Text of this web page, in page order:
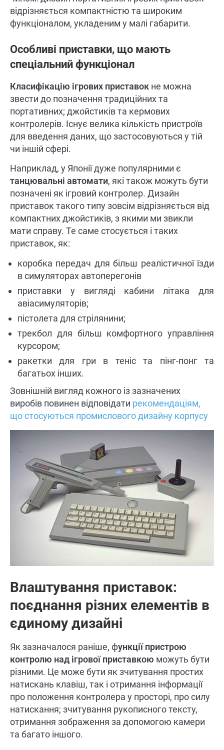
відрізняється компактністю та широким
функціоналом, укладеним у малі габарити.
Особливі приставки, що мають
спеціальний функціонал
Класифікацію ігрових приставок не можна
звести до позначення традиційних та
портативних; джойстиків та кермових
контролерів. Існує велика кількість пристроїв
для введення даних, що застосовуються у тій
чи іншій сфері.
Наприклад, у Японії дуже популярними є
танцювальні автомати, які також можуть бути
позначені як ігровий контролер. Дизайн
приставок такого типу зовсім відрізняється від
компактних джойстиків, з якими ми звикли
мати справу. Те саме стосується і таких
приставок, як:
коробка передач для більш реалістичної їзди
в симуляторах автоперегонів
приставки у вигляді кабини літака для
авіасимуляторів;
пістолета для стрілянини;
трекбол для більш комфортного управління
курсором;
ракетки для гри в теніс та пінг-понг та
багатьох інших.
Зовнішній вигляд кожного із зазначених
виробів повинен відповідати рекомендаціям,
що стосуються промислового дизайну корпусу
Влаштування приставок:
поєднання різних елементів в
єдиному дизайні
Як зазначалося раніше, функції пристрою
контролю над ігрової приставкою можуть бути
різними. Це може бути як зчитування простих
натискань клавіш, так і отримання інформації
про положення контролера у просторі, про силу
натискання; зчитування рукописного тексту,
отримання зображення за допомогою камери
та багато іншого.